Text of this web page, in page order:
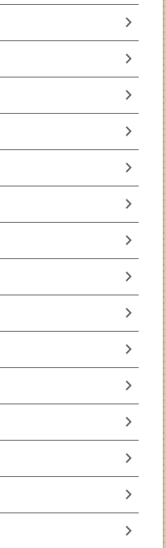
chevron_right
chevron_right
chevron_right
chevron_right
chevron_right
chevron_right
chevron_right
chevron_right
chevron_right
chevron_right
chevron_right
chevron_right
chevron_right
chevron_right
chevron_right